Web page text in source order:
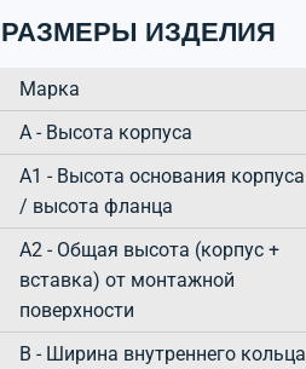
РАЗМЕРЫ ИЗДЕЛИЯ
Марка
А - Высота корпуса
A1 - Высота основания корпуса
/ высота фланца
A2 - Общая высота (корпус +
вставка) от монтажной
поверхности
B - Ширина внутреннего кольца